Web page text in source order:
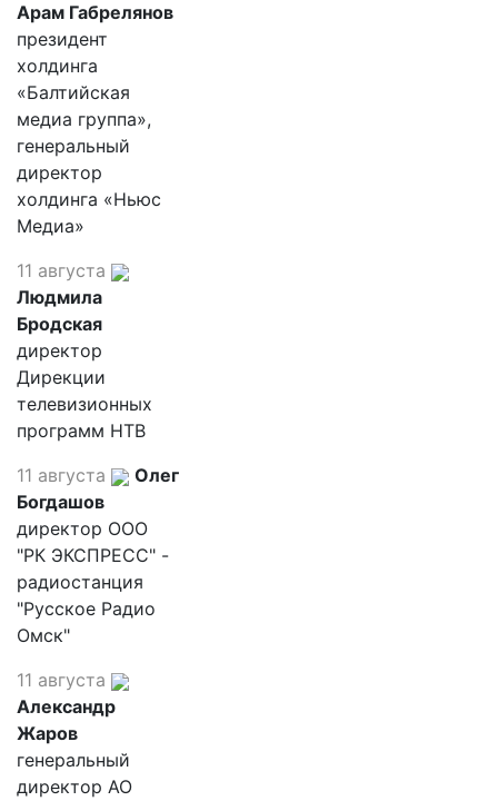
Арам Габрелянов
президент
холдинга
«Балтийская
медиа группа»,
генеральный
директор
холдинга «Ньюс
Медиа»
11 августа
Людмила
Бродская
директор
Дирекции
телевизионных
программ НТВ
11 августа
Олег
Богдашов
директор ООО
"РК ЭКСПРЕСС" -
радиостанция
"Русское Радио
Омск"
11 августа
Александр
Жаров
генеральный
директор АО